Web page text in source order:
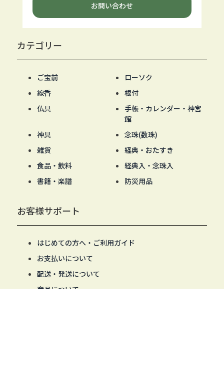
お問い合わせ
カテゴリー
ご宝前
ローソク
線香
根付
仏具
手帳・カレンダー・神宮
館
神具
念珠(数珠)
雑貨
経典・おたすき
食品・飲料
経典入・念珠入
書籍・楽譜
防災用品
お客様サポート
はじめての方へ・ご利用ガイド
お支払いについて
配送・発送について
商品について